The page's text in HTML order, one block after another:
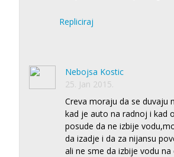
Repliciraj
Nebojsa Kostic
25. Jan 2015.
Creva moraju da se duvaju
kad je auto na radnoj i kad
posude da ne izbije
da izadje i da za nijansu
ali ne sme da izbije vodu na